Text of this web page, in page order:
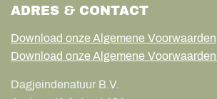
ADRES & CONTACT
Download onze Algemene Voorwaarden
Download onze Algemene
Dagjeindenatuur B.V.